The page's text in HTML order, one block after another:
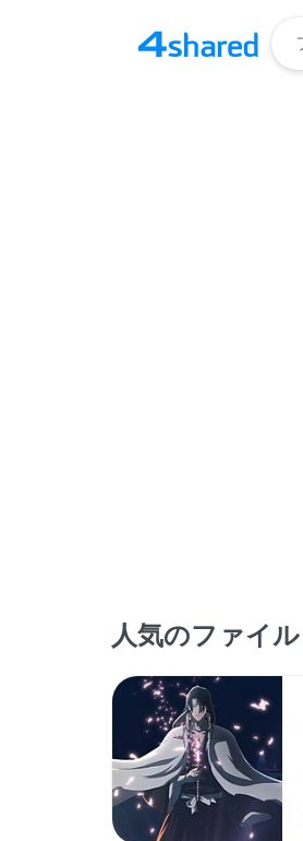
人気のファイル